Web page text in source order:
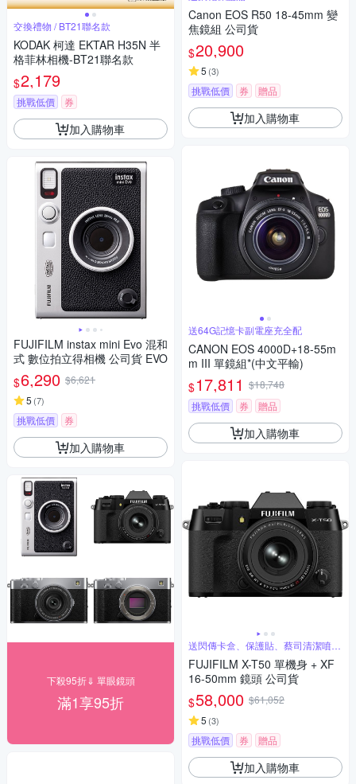
交換禮物 / BT21聯名款
KODAK 柯達 EKTAR H35N 半
格菲林相機-BT21聯名款
$2,179
挑戰低價 券
加入購物車
FUJIFILM instax mini Evo 混和
式 數位拍立得相機 公司貨 EVO
$6,290 $6,621
5 (7)
挑戰低價 券
加入購物車
下殺95折⇓ 單眼鏡頭
滿1享95折
Canon EOS R50 18-45mm 變
焦鏡組 公司貨
$20,900
5 (3)
挑戰低價 券 贈品
加入購物車
送64G記憶卡副電座充全配
CANON EOS 4000D+18-55m
m III 單鏡組*(中文平輸)
$17,811 $18,748
挑戰低價
券 贈品
加入購物車
送閃傳卡盒、保護貼、蔡司清潔噴霧
組
FUJIFILM X-T50 單機身 + XF
16-50mm 鏡頭 公司貨
$58,000 $61,052
5 (3)
挑戰低價 券 贈品
加入購物車